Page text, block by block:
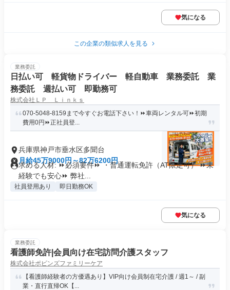
気になる
この企業の類似求人を見る
業務委託
日払い可 軽貨物ドライバー 軽自動車 業務委託 業
務委託 週払い可 即勤務可
株式会社ＬＰ Ｌｉｎｋｓ
070-5048-8159まで今すぐお電話下さい！⏩車両レンタル可⏩初期
費用0円⏩正社員登...
兵庫県神戸市垂水区多聞台
月給45万9000円～82万6200円
求める人材: ⏩必須要件⏩ ・普通運転免許（AT限定可） ⏩未
経験でも安心⏩ 弊社...
社員登用あり 即日勤務OK
気になる
業務委託
看護師免許|会員向け在宅訪問介護スタッフ
株式会社ポピンズファミリーケア
【看護師経験者の方優遇あり】VIP向け会員制在宅介護 / 週1～ / 副
業・直行直帰OK【...